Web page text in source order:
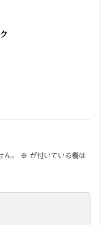
。 ※ が付いている欄は